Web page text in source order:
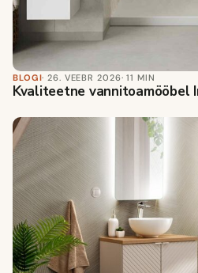
BLOGI· 26. VEEBR 2026· 11 MIN
Kvaliteetne